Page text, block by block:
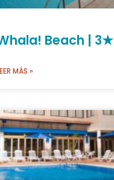
Beach | 3★
MÁS »